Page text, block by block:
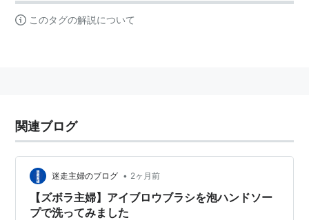
このタグの解説について
関連ブログ
迷走主婦のブログ • 2ヶ月前
【ズボラ主婦】アイブロウブラシを泡ハンドソー
プで洗ってみました